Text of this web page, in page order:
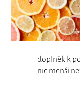
doplněk k
nic menší